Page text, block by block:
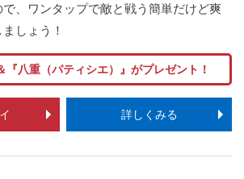
、ワンタップで敵と戦う簡単だけど爽
しょう！
『八重（パティシエ）』がプレゼント！
詳しくみる